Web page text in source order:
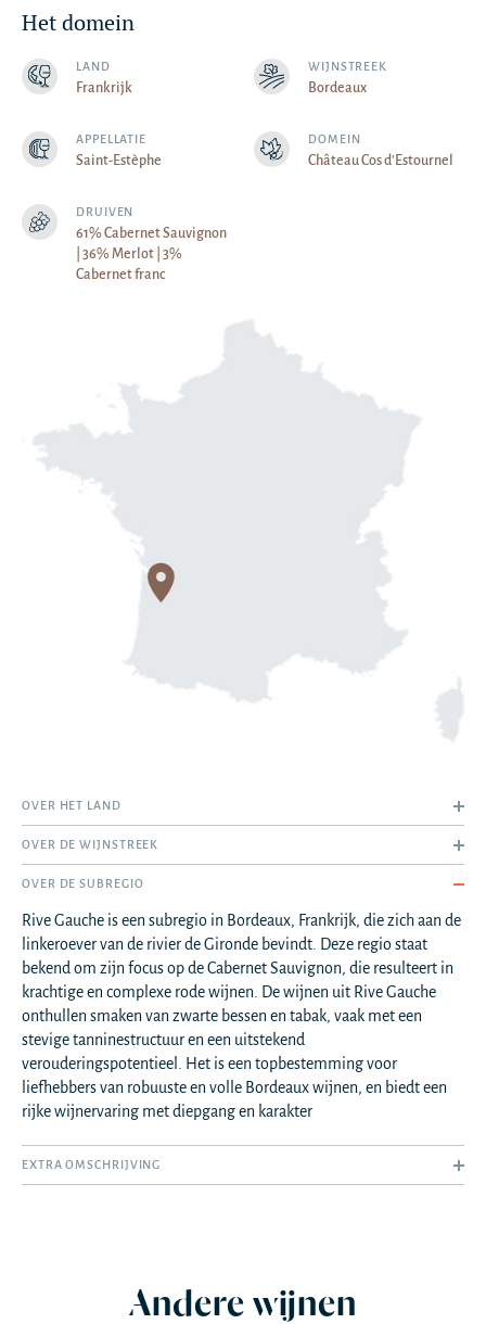
Het domein
LAND
Frankrijk
WIJNSTREEK
Bordeaux
APPELLATIE
Saint-Estèphe
DOMEIN
Château Cos d'Estournel
DRUIVEN
61% Cabernet Sauvignon
| 36% Merlot | 3%
Cabernet franc
OVER HET LAND
OVER DE WIJNSTREEK
OVER DE SUBREGIO
Rive Gauche is een subregio in Bordeaux, Frankrijk, die zich aan de
linkeroever van de rivier de Gironde bevindt. Deze regio staat
bekend om zijn focus op de Cabernet Sauvignon, die resulteert in
krachtige en complexe rode wijnen. De wijnen uit Rive Gauche
onthullen smaken van zwarte bessen en tabak, vaak met een
stevige tanninestructuur en een uitstekend
verouderingspotentieel. Het is een topbestemming voor
liefhebbers van robuuste en volle Bordeaux wijnen, en biedt een
rijke wijnervaring met diepgang en karakter
EXTRA OMSCHRIJVING
Andere wijnen